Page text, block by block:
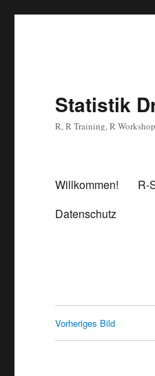
Statistik
R, R Training, R
Willkommen! R-
Datenschutz
Vorheriges Bild